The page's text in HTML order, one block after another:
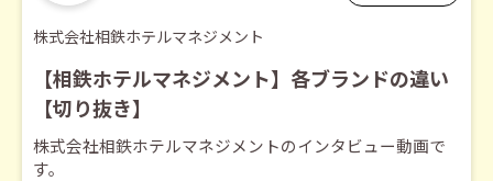
株式会社相鉄ホテルマネジメント
【相鉄ホテルマネジメント】各ブランドの違い
【切り抜き】
株式会社相鉄ホテルマネジメントのインタビュー動画で
す。